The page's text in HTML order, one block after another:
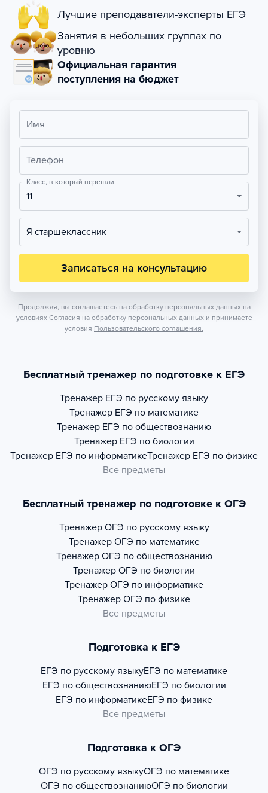
Лучшие преподаватели-эксперты ЕГЭ
Занятия в небольших группах по
уровню
Официальная гарантия
поступления на бюджет
Имя
Телефон
Класс, в который перешли
11
Я старшеклассник
Записаться на консультацию
Продолжая, вы соглашаетесь на обработку персональных данных на
условиях Согласия на обработку персональных данных и принимаете
условия Пользовательского соглашения.
Бесплатный тренажер по подготовке к ЕГЭ
Тренажер ЕГЭ по русскому языку
Тренажер ЕГЭ по математике
Тренажер ЕГЭ по обществознанию
Тренажер ЕГЭ по биологии
Тренажер ЕГЭ по информатикеТренажер ЕГЭ по физике
Все предметы
Бесплатный тренажер по подготовке к ОГЭ
Тренажер ОГЭ по русскому языку
Тренажер ОГЭ по математике
Тренажер ОГЭ по обществознанию
Тренажер ОГЭ по биологии
Тренажер ОГЭ по информатике
Тренажер ОГЭ по физике
Все предметы
Подготовка к ЕГЭ
ЕГЭ по русскому языкуЕГЭ по математике
ЕГЭ по обществознаниюЕГЭ по биологии
ЕГЭ по информатикеЕГЭ по физике
Все предметы
Подготовка к ОГЭ
ОГЭ по русскому языкуОГЭ по математике
ОГЭ по обществознаниюОГЭ по биологии